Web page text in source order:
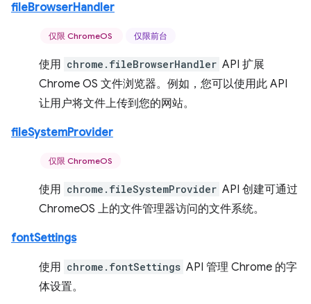
fileBrowserHandler
仅限 ChromeOS 仅限前台
使用 chrome.fileBrowserHandler API 扩展
Chrome OS 文件浏览器。例如，您可以使用此 API
让用户将文件上传到您的网站。
fileSystemProvider
仅限 ChromeOS
使用 chrome.fileSystemProvider API 创建可通过
ChromeOS 上的文件管理器访问的文件系统。
fontSettings
使用 chrome.fontSettings API 管理 Chrome 的字
体设置。